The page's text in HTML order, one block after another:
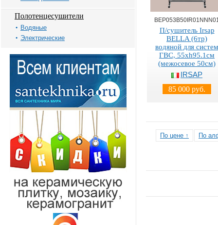
Полотенцесушители
Водяные
Электрические
П/сушитель Irsap
BELLA (6тр)
водяной для систем
ГВС, 55хh95.1см
(межосевое 50см)
IRSAP
85 000 руб.
По цене ↑ По